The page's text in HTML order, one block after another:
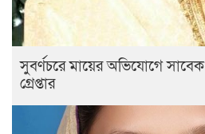
সুবর্ণচরে মায়ের অভিযোগে
গ্রেপ্তার